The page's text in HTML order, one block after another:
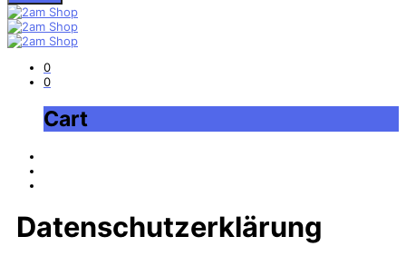
0
0
Cart
Datenschutzerklärung